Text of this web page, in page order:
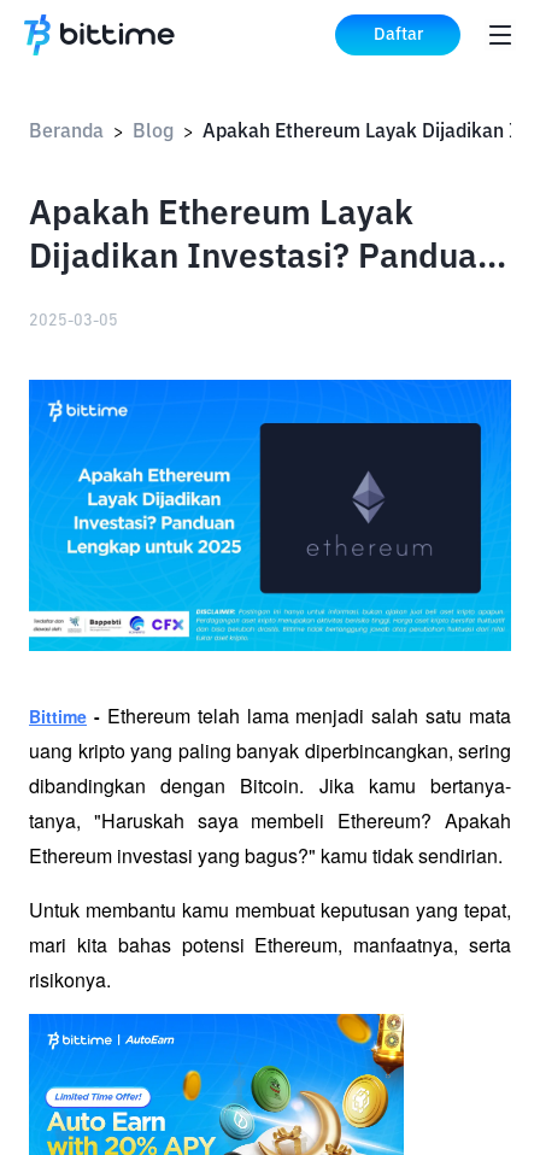
Daftar
Beranda > Blog >
Apakah Ethereum Layak
Dijadikan Investasi? Panduan
2025-03-05
Bittime - Ethereum telah lama menjadi salah satu mata
uang kripto yang paling banyak diperbincangkan, sering
dibandingkan dengan Bitcoin. Jika kamu bertanya-
tanya, "Haruskah saya membeli Ethereum? Apakah
Ethereum investasi yang bagus?" kamu tidak sendirian.
Untuk membantu kamu membuat keputusan yang tepat,
mari kita bahas potensi Ethereum, manfaatnya, serta
risikonya.